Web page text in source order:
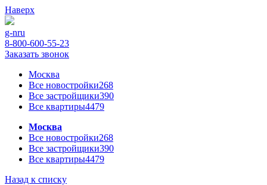
Наверх
g-nru
8-800-600-55-23
Заказать звонок
Москва
Все новостройки268
Все застройщики390
Все квартиры4479
Москва
Все новостройки268
Все застройщики390
Все квартиры4479
Назад к списку